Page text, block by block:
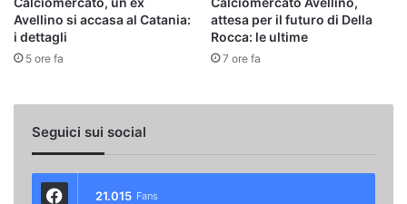
Avellino si accasa al Catania:
i dettagli
5 ore fa
attesa per il futuro di Della
Rocca: le ultime
7 ore fa
Seguici sui social
21.015 Fans